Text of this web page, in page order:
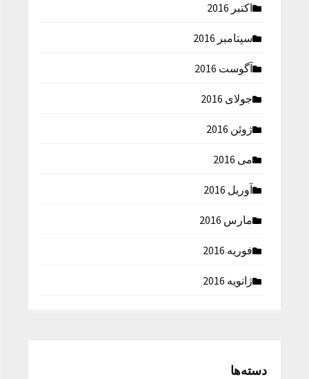
اکتبر 2016
سپتامبر 2016
آگوست 2016
جولای 2016
ژوئن 2016
می 2016
آوریل 2016
مارس 2016
فوریه 2016
ژانویه 2016
دسته‌ها